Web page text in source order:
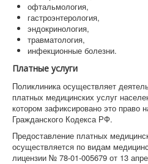
офтальмология,
гастроэнтерология,
эндокринология,
травматология,
инфекционные болезни.
Платные услуги
Поликлиника осуществляет
платных медицинских услуг
котором зафиксировано это право
Гражданского Кодекса РФ.
Предоставление платных
осуществляется по видам
лицензии № 78-01-005679 от 13